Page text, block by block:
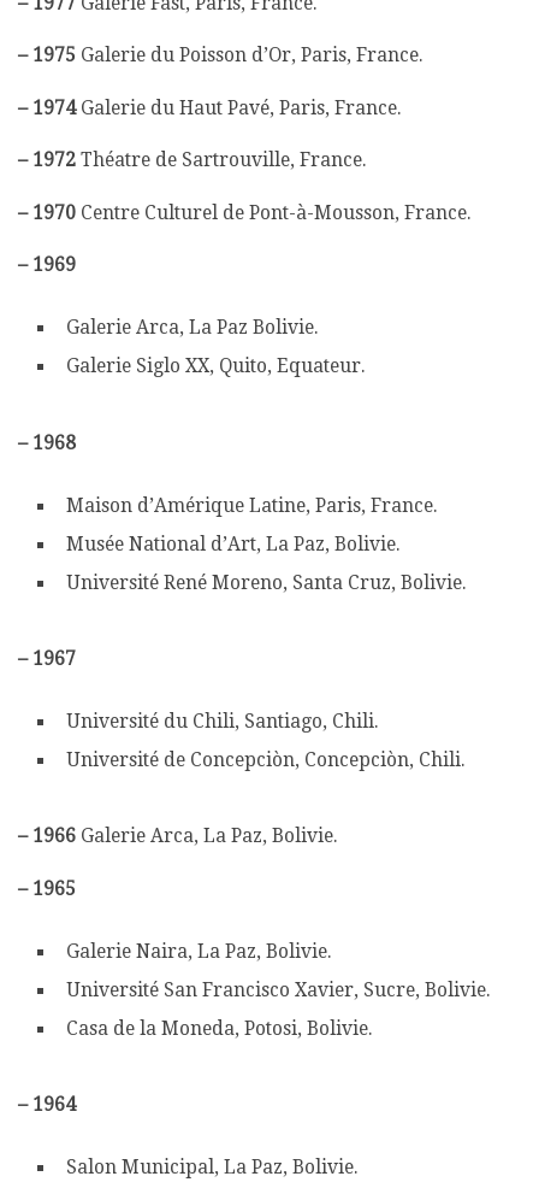
– 1975 Galerie du Poisson d’Or, Paris, France.
– 1974 Galerie du Haut Pavé, Paris, France.
– 1972 Théatre de Sartrouville, France.
– 1970 Centre Culturel de Pont-à-Mousson, France.
– 1969
Galerie Arca, La Paz Bolivie.
Galerie Siglo XX, Quito, Equateur.
– 1968
Maison d’Amérique Latine, Paris, France.
Musée National d’Art, La Paz, Bolivie.
Université René Moreno, Santa Cruz, Bolivie.
– 1967
Université du Chili, Santiago, Chili.
Université de Concepciòn, Concepciòn, Chili.
– 1966 Galerie Arca, La Paz, Bolivie.
– 1965
Galerie Naira, La Paz, Bolivie.
Université San Francisco Xavier, Sucre, Bolivie.
Casa de la Moneda, Potosi, Bolivie.
– 1964
Salon Municipal, La Paz, Bolivie.